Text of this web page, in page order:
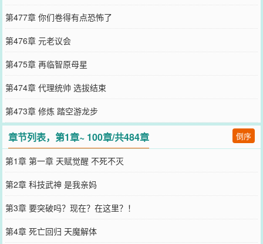
第477章 你们卷得有点恐怖了
第476章 元老议会
第475章 再临智原母星
第474章 代理统帅 选拔结束
第473章 修炼 踏空游龙步
章节列表，第1章~ 100章/共484章 倒序
第1章 第一章 天赋觉醒 不死不灭
第2章 科技武神 是我亲妈
第3章 要突破吗？现在？在这里？！
第4章 死亡回归 天魔解体